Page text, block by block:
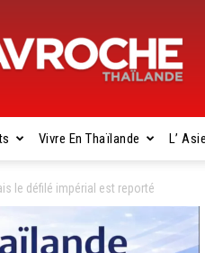
Gavroche
Vivre En Thaïlande L’
le défilé impérial est reporté